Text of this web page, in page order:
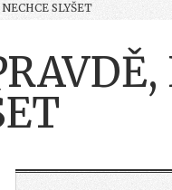
SLYŠET